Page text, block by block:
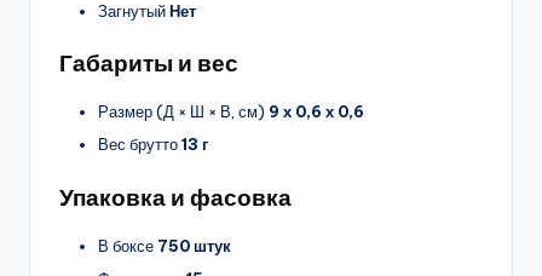
ЗагнутыйНет
Габариты и вес
Размер (Д × Ш × В, см) 9 х 0,6 х 0,6
Вес брутто13 г
Упаковка и фасовка
В боксе 750 штук